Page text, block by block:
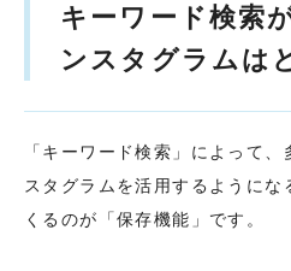
キーワード検索
ンスタグラムは
「キーワード検索」によって
スタグラムを活用するようにな
くるのが「保存機能」です。